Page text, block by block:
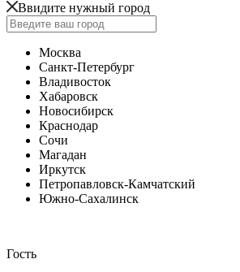
Ввидите нужный город
Москва
Санкт-Петербург
Владивосток
Хабаровск
Новосибирск
Краснодар
Сочи
Магадан
Иркутск
Петропавловск-Камчатский
Южно-Сахалинск
Гость